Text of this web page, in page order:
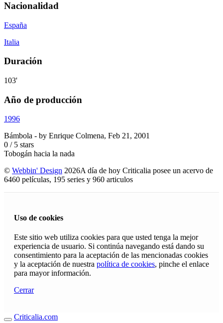
Nacionalidad
España
Italia
Duración
103'
Año de producción
1996
Bámbola - by Enrique Colmena, Feb 21, 2001
0 / 5 stars
Tobogán hacia la nada
© Webbin' Design 2026A día de hoy Criticalia posee un acervo de
6460 películas, 195 series y 960 articulos
Uso de cookies
Este sitio web utiliza cookies para que usted tenga la mejor
experiencia de usuario. Si continúa navegando está dando su
consentimiento para la aceptación de las mencionadas cookies
y la aceptación de nuestra política de cookies, pinche el enlace
para mayor información.
Cerrar
Criticalia.com